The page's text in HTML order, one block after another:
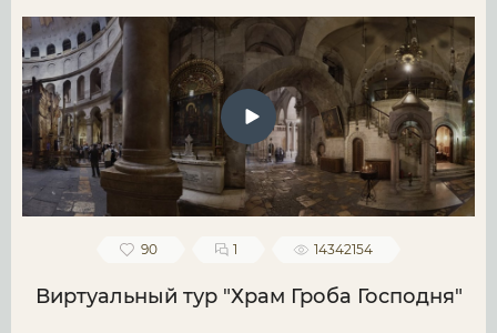
90 1 14342154
Виртуальный тур "Храм Гроба Господня"